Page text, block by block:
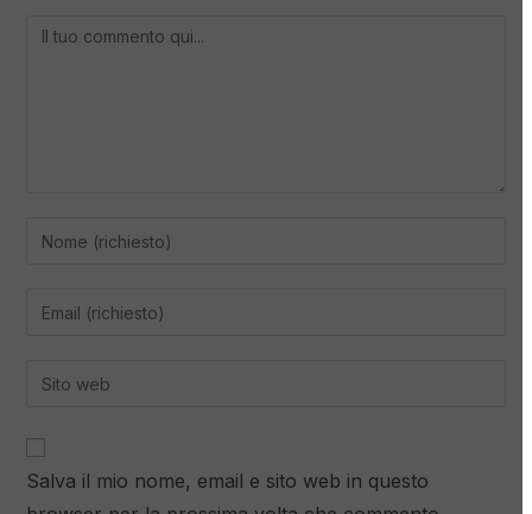
Salva il mio nome, email e sito web in questo